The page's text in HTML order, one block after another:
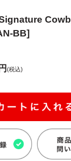
BB]
(税込)